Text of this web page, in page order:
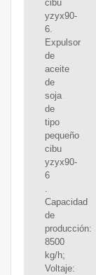
cibu
yzyx90-
6.
Expulsor
de
aceite
de
soja
de
tipo
pequeño
cibu
yzyx90-
6
.
Capacidad
de
producción:
8500
kg/h;
Voltaje: